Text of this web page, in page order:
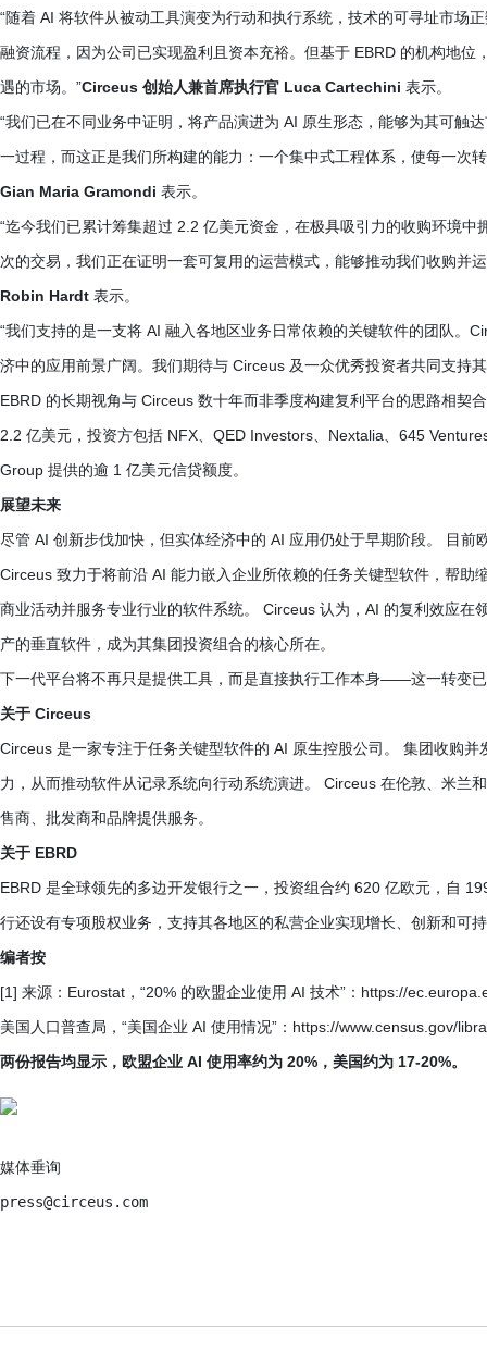
“随着 AI 将软件从被动工具演变为行动和执行系统，技术的可寻址市场
融资流程，因为公司已实现盈利且资本充裕。但基于 EBRD 的机构地
遇的市场。”Circeus 创始人兼首席执行官 Luca Cartechini 表示。
“我们已在不同业务中证明，将产品演进为 AI 原生形态，能够为其可触
一过程，而这正是我们所构建的能力：一个集中式工程体系，使每一次
Gian Maria Gramondi 表示。
“迄今我们已累计筹集超过 2.2 亿美元资金，在极具吸引力的收购环境
次的交易，我们正在证明一套可复用的运营模式，能够推动我们收购并
Robin Hardt 表示。
“我们支持的是一支将 AI 融入各地区业务日常依赖的关键软件的团队。
济中的应用前景广阔。我们期待与 Circeus 及一众优秀投资者共同支持
EBRD 的长期视角与 Circeus 数十年而非季度构建复利平台的思路相契
2.2 亿美元，投资方包括 NFX、QED Investors、Nextalia、645
Group 提供的逾 1 亿美元信贷额度。
展望未来
尽管 AI 创新步伐加快，但实体经济中的 AI 应用仍处于早期阶段。 目
Circeus 致力于将前沿 AI 能力嵌入企业所依赖的任务关键型软件，帮
商业活动并服务专业行业的软件系统。 Circeus 认为，AI 的复利效应
产的垂直软件，成为其集团投资组合的核心所在。
下一代平台将不再只是提供工具，而是直接执行工作本身——这一转变
关于 Circeus
Circeus 是一家专注于任务关键型软件的 AI 原生控股公司。 集团收购
力，从而推动软件从记录系统向行动系统演进。 Circeus 在伦敦、米兰
售商、批发商和品牌提供服务。
关于 EBRD
EBRD 是全球领先的多边开发银行之一，投资组合约 620 亿欧元，自
行还设有专项股权业务，支持其各地区的私营企业实现增长、创新和可
编者按
[1] 来源：Eurostat，“20% 的欧盟企业使用 AI 技术”：https://
美国人口普查局，“美国企业 AI 使用情况”：https://www.census.gov/
两份报告均显示，欧盟企业 AI 使用率约为 20%，美国约为 17-20%。
媒体垂询
press@circeus.com